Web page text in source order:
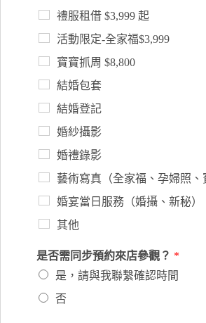
禮服租借 $3,999 起
活動限定-全家福$3,999
寶寶抓周 $8,800
結婚包套
結婚登記
婚紗攝影
婚禮錄影
藝術寫真（全家福、孕婦照、
婚宴當日服務（婚攝、新秘）
其他
是否需同步預約來店參觀？ *
是，請與我聯繫確認時間
否